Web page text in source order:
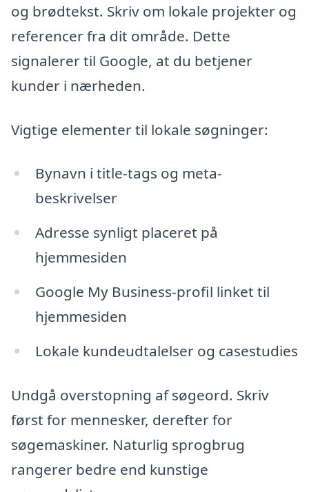
og brødtekst. Skriv om lokale projekter og
referencer fra dit område. Dette
signalerer til Google, at du betjener
kunder i nærheden.
Vigtige elementer til lokale søgninger:
Bynavn i title-tags og meta-
beskrivelser
Adresse synligt placeret på
hjemmesiden
Google My Business-profil linket til
hjemmesiden
Lokale kundeudtalelser og casestudies
Undgå overstopning af søgeord. Skriv
først for mennesker, derefter for
søgemaskiner. Naturlig sprogbrug
rangerer bedre end kunstige